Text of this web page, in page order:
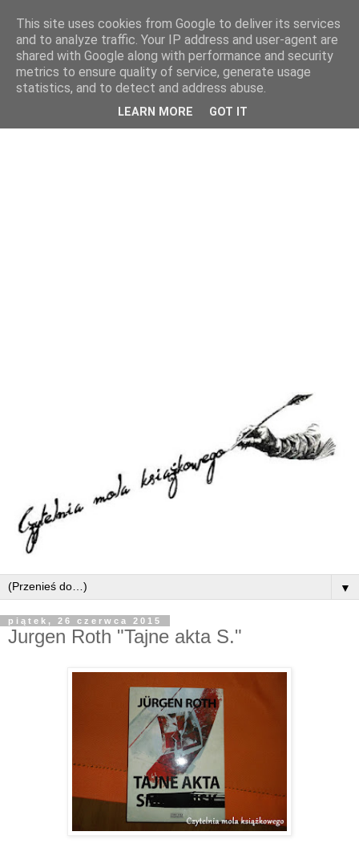
▼
piątek, 26 czerwca 2015
Jurgen Roth "Tajne akta S."
This site uses cookies from Google to deliver its services
and to analyze traffic. Your IP address and user-agent are
shared with Google along with performance and security
metrics to ensure quality of service, generate usage
statistics, and to detect and address abuse.
LEARN MORE GOT IT